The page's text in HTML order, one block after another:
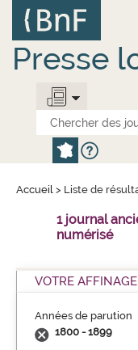
contenu
principal
Presse
Accueil > Liste de
1 journal
numérisé
VOTRE AFFINAGE
Années de parution
1800 - 1899
Panneau de gestion des